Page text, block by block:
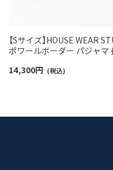
【Sサイズ】HOUSE WEAR
ポワールボーダー パジャマ
14,300円 (税込)